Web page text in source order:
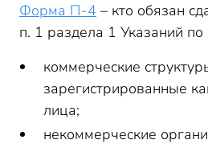
Форма П-4 – кто обязан
п. 1 раздела 1 Указаний
коммерческие
зарегистрированные
лица;
некоммерческие